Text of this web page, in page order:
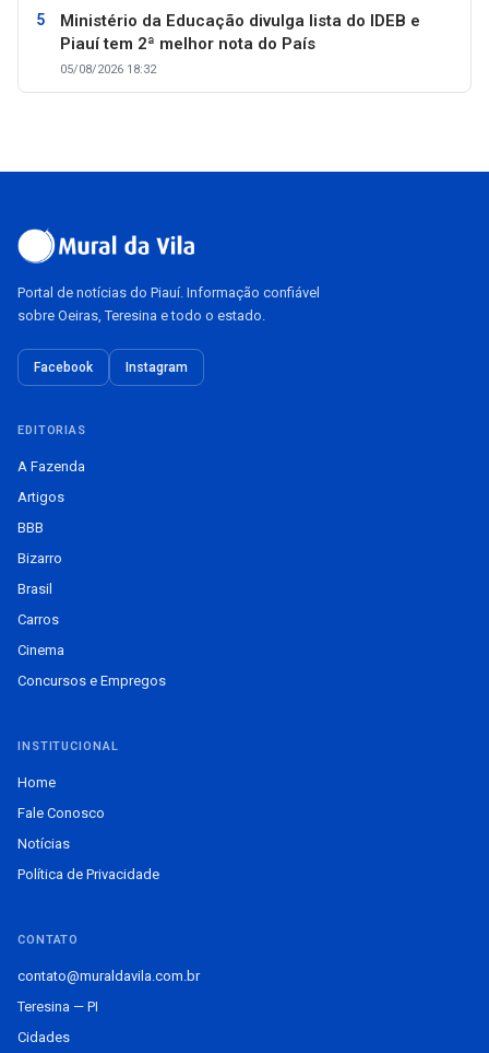
Ministério da Educação divulga lista do IDEB e
Piauí tem 2ª melhor nota do País
05/08/2026 18:32
Portal de notícias do Piauí. Informação confiável
sobre Oeiras, Teresina e todo o estado.
Facebook Instagram
EDITORIAS
A Fazenda
Artigos
BBB
Bizarro
Brasil
Carros
Cinema
Concursos e Empregos
INSTITUCIONAL
Home
Fale Conosco
Notícias
Política de Privacidade
CONTATO
contato@muraldavila.com.br
Teresina — PI
Cidades